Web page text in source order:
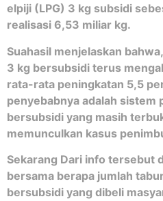
elpiji (LPG) 3 kg subsidi
realisasi 6,53 miliar kg.
Suahasil menjelaskan
3 kg bersubsidi terus
rata-rata peningkatan 5,5
penyebabnya adalah sistem
bersubsidi yang masih
memunculkan kasus
Sekarang Dari info tersebut
bersama berapa jumlah
bersubsidi yang dibeli